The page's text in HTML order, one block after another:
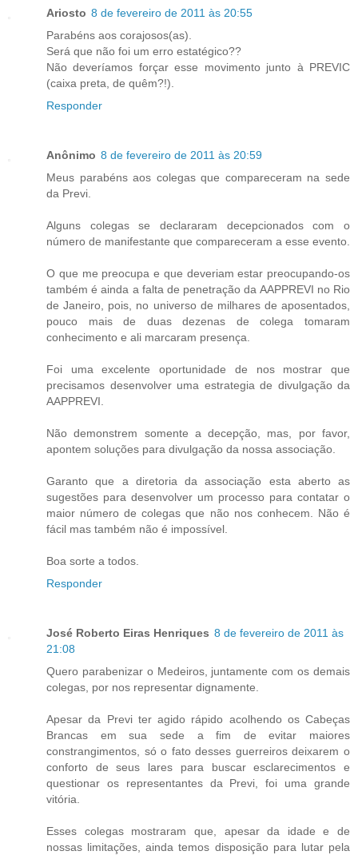
Ariosto 8 de fevereiro de 2011 às 20:55
Parabéns aos corajosos(as).
Será que não foi um erro estatégico??
Não deveríamos forçar esse movimento junto à PREVIC
(caixa preta, de quêm?!).
Responder
Anônimo 8 de fevereiro de 2011 às 20:59
Meus parabéns aos colegas que compareceram na sede
da Previ.
Alguns colegas se declararam decepcionados com o
número de manifestante que compareceram a esse evento.
O que me preocupa e que deveriam estar preocupando-os
também é ainda a falta de penetração da AAPPREVI no Rio
de Janeiro, pois, no universo de milhares de aposentados,
pouco mais de duas dezenas de colega tomaram
conhecimento e ali marcaram presença.
Foi uma excelente oportunidade de nos mostrar que
precisamos desenvolver uma estrategia de divulgação da
AAPPREVI.
Não demonstrem somente a decepção, mas, por favor,
apontem soluções para divulgação da nossa associação.
Garanto que a diretoria da associação esta aberto as
sugestões para desenvolver um processo para contatar o
maior número de colegas que não nos conhecem. Não é
fácil mas também não é impossível.
Boa sorte a todos.
Responder
José Roberto Eiras Henriques 8 de fevereiro de 2011 às
21:08
Quero parabenizar o Medeiros, juntamente com os demais
colegas, por nos representar dignamente.
Apesar da Previ ter agido rápido acolhendo os Cabeças
Brancas em sua sede a fim de evitar maiores
constrangimentos, só o fato desses guerreiros deixarem o
conforto de seus lares para buscar esclarecimentos e
questionar os representantes da Previ, foi uma grande
vitória.
Esses colegas mostraram que, apesar da idade e de
nossas limitações, ainda temos disposição para lutar pela